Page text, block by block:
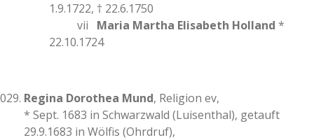
1.9.1722, † 22.6.1750
vii Maria Martha Elisabeth Holland *
22.10.1724
Regina Dorothea Mund, Religion ev,
* Sept. 1683 in Schwarzwald (Luisenthal), getauft
29.9.1683 in Wölfis (Ohrdruf),